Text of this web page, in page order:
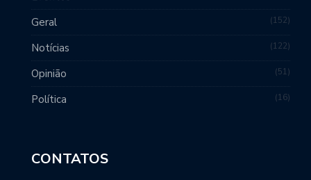
Geral 152
Notícias 122
Opinião 51
Política 16
CONTATOS